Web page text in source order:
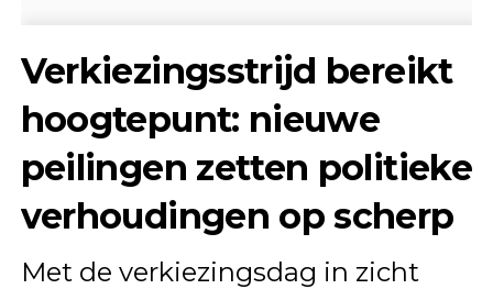
Verkiezingsstrijd bereikt
hoogtepunt: nieuwe
peilingen zetten politieke
verhoudingen op scherp
Met de verkiezingsdag in zicht